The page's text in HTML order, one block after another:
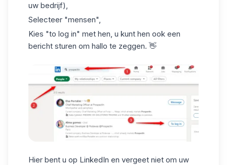
uw bedrijf),
Selecteer "mensen",
Kies "to log in" met hen, u kunt hen ook een
bericht sturen om hallo te zeggen. 👋
Hier bent u op LinkedIn en vergeet niet om uw